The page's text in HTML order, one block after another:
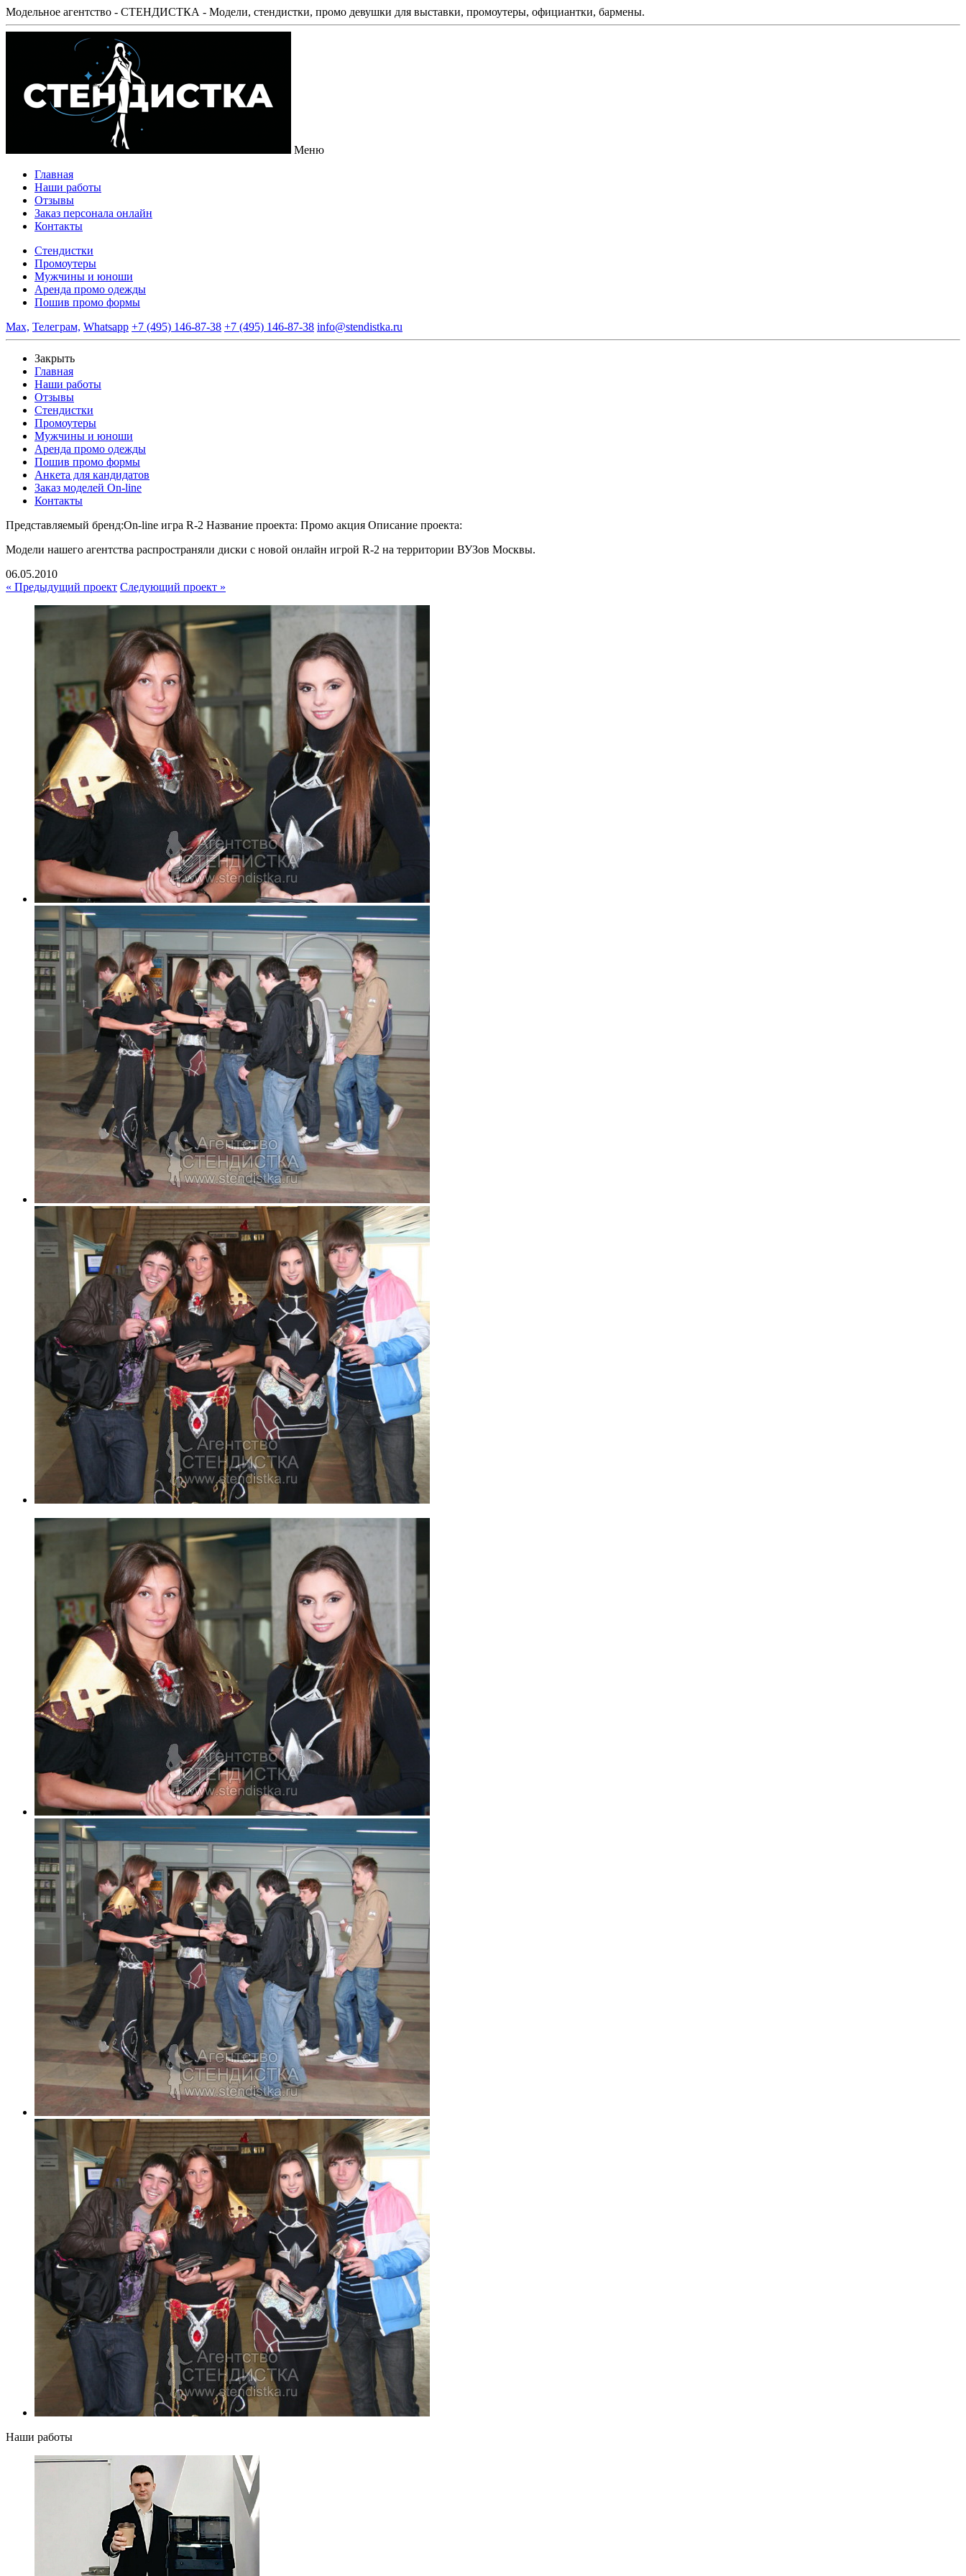
Модельное агентство - СТЕНДИСТКА - Модели, стендистки, промо девушки для выставки, промоутеры, официантки, бармены.
Меню
Главная
Наши работы
Отзывы
Заказ персонала онлайн
Контакты
Стендистки
Промоутеры
Мужчины и юноши
Аренда промо одежды
Пошив промо формы
Max, Телеграм, Whatsapp +7 (495) 146-87-38 +7 (495) 146-87-38 info@stendistka.ru
Закрыть
Главная
Наши работы
Отзывы
Стендистки
Промоутеры
Мужчины и юноши
Аренда промо одежды
Пошив промо формы
Анкета для кандидатов
Заказ моделей On-line
Контакты
Представляемый бренд:On-line игра R-2 Название проекта: Промо акция Описание проекта:
Модели нашего агентства распространяли диски с новой онлайн игрой R-2 на территории ВУЗов Москвы.
06.05.2010
« Предыдущий проект Следующий проект »
Наши работы